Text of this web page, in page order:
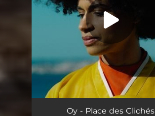
Place des Clichés
Oy - Place des Clichés